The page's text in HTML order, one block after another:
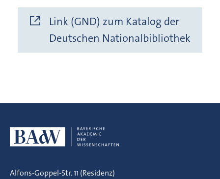
Link (GND) zum Katalog der
Deutschen Nationalbibliothek
Alfons-Goppel-Str. 11 (Residenz)